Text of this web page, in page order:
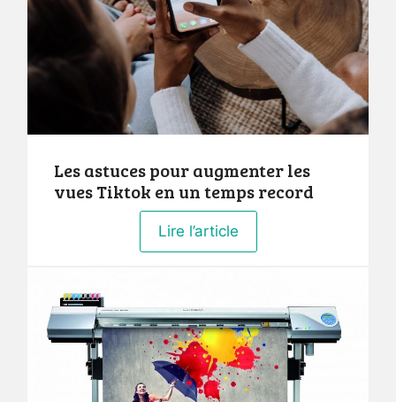
Les astuces pour augmenter les
vues Tiktok en un temps record
Lire l’article